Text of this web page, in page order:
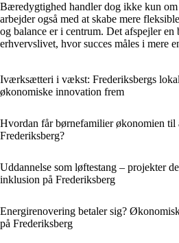
Bæredygtighed handler dog ikke kun
arbejder også med at skabe mere
og balance er i centrum. Det afspejler en
erhvervslivet, hvor succes måles i mere
Iværksætteri i vækst: Frederiksbergs
økonomiske innovation frem
Hvordan får børnefamilier økonomien til
Frederiksberg?
Uddannelse som løftestang – projekter
inklusion på Frederiksberg
Energirenovering betaler sig?
på Frederiksberg